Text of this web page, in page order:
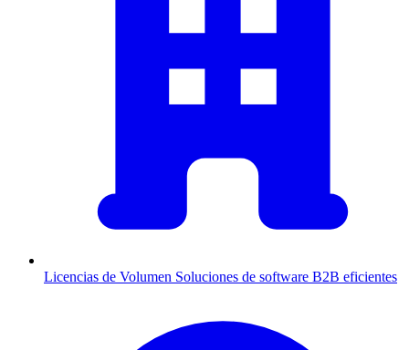
Licencias de Volumen Soluciones de software B2B eficientes